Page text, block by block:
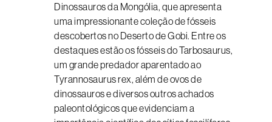
Dinossauros da Mongólia, que apresenta
uma impressionante coleção de fósseis
descobertos no Deserto de Gobi. Entre os
destaques estão os fósseis do Tarbosaurus,
um grande predador aparentado ao
Tyrannosaurus rex, além de ovos de
dinossauros e diversos outros achados
paleontológicos que evidenciam a